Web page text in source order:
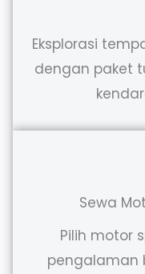
Eksplorasi
dengan paket
Sewa
Pilih motor
pengalaman